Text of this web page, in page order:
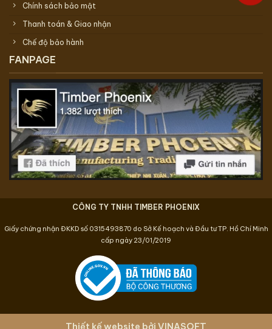
Chính sách bảo mật
Thanh toán & Giao nhận
Chế độ bảo hành
FANPAGE
CÔNG TY TNHH TIMBER PHOENIX
Giấy chứng nhận ĐKKD số 0315493870 do Sở Kế hoạch và Đầu tư TP. Hồ Chí Minh
cấp ngày 23/01/2019
Thiết kế website bởi VINASOFT